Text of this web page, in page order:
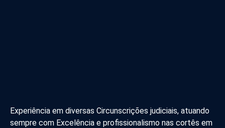
Experiência em diversas Circunscrições judiciais, atuando
sempre com Excelência e profissionalismo nas cortês em